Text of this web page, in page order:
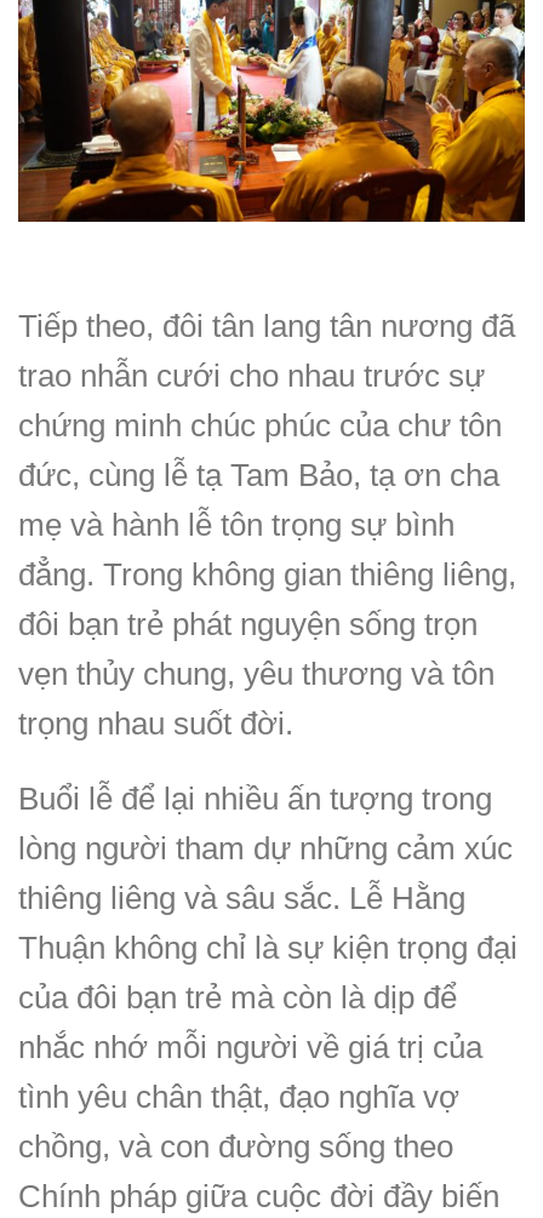
Tiếp theo, đôi tân lang tân nương đã
trao nhẫn cưới cho nhau trước sự
chứng minh chúc phúc của chư tôn
đức, cùng lễ tạ Tam Bảo, tạ ơn cha
mẹ và hành lễ tôn trọng sự bình
đẳng. Trong không gian thiêng liêng,
đôi bạn trẻ phát nguyện sống trọn
vẹn thủy chung, yêu thương và tôn
trọng nhau suốt đời.
Buổi lễ để lại nhiều ấn tượng trong
lòng người tham dự những cảm xúc
thiêng liêng và sâu sắc. Lễ Hằng
Thuận không chỉ là sự kiện trọng đại
của đôi bạn trẻ mà còn là dịp để
nhắc nhớ mỗi người về giá trị của
tình yêu chân thật, đạo nghĩa vợ
chồng, và con đường sống theo
Chính pháp giữa cuộc đời đầy biến